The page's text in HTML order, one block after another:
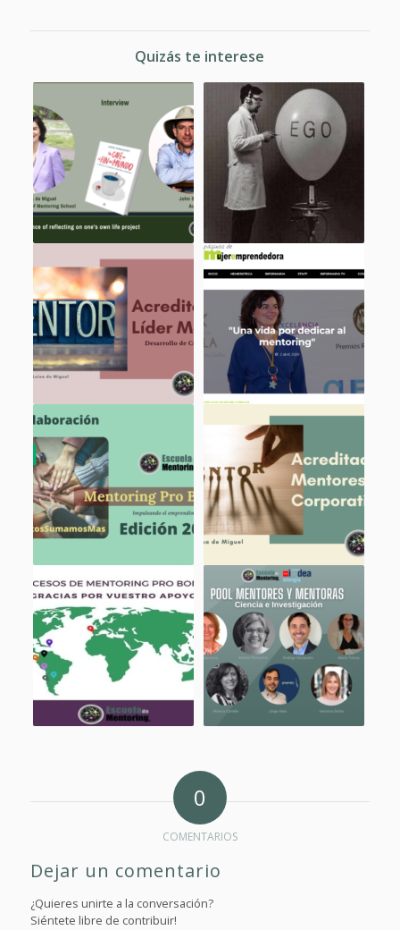
Quizás te interese
0
COMENTARIOS
Dejar un comentario
¿Quieres unirte a la conversación?
Siéntete libre de contribuir!